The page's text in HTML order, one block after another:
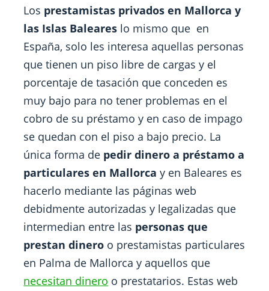
Los prestamistas privados en Mallorca y
las Islas Baleares lo mismo que en
España, solo les interesa aquellas personas
que tienen un piso libre de cargas y el
porcentaje de tasación que conceden es
muy bajo para no tener problemas en el
cobro de su préstamo y en caso de impago
se quedan con el piso a bajo precio. La
única forma de pedir dinero a préstamo a
particulares en Mallorca y en Baleares es
hacerlo mediante las páginas web
debidmente autorizadas y legalizadas que
intermedian entre las personas que
prestan dinero o prestamistas particulares
en Palma de Mallorca y aquellos que
necesitan dinero o prestatarios. Estas web